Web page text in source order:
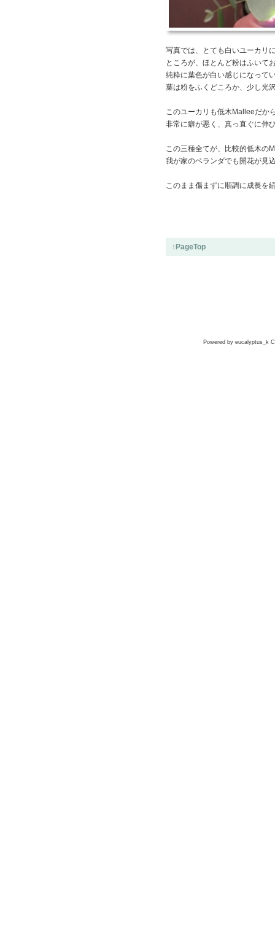
写真では、とても白いユーカリ
ところが、ほとんど粉はふいて
純粋に葉色が白い感じになって
葉は粉をふくどころか、少し光
このユーカリも低木Malleeだか
非常に癖が悪く、真っ直ぐに伸
この三種全てが、比較的低木の
我が家のベランダでも開花が見
このまま傷まずに順調に成長を
↑PageTop
Powered by eucalyptus_k